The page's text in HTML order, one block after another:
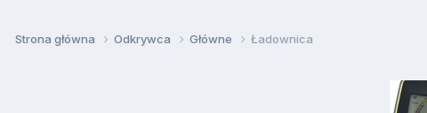
Strona główna Odkrywca Główne Ładownica